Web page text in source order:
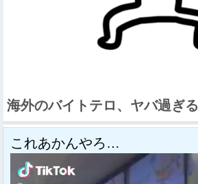
海外のバイトテロ、ヤバ過ぎる
これあかんやろ…